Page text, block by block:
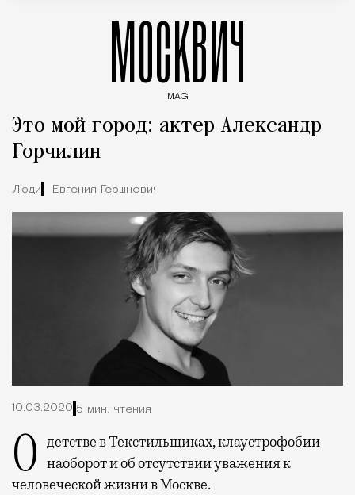
МОСКВИЧ
MAG
Это мой город: актер Александр
Горчилин
Люди Евгения Гершкович
10.03.2020 5 мин. чтения
О детстве в Текстильщиках, клаустрофобии наоборот и об отсутствии уважения к
человеческой жизни в Москве.